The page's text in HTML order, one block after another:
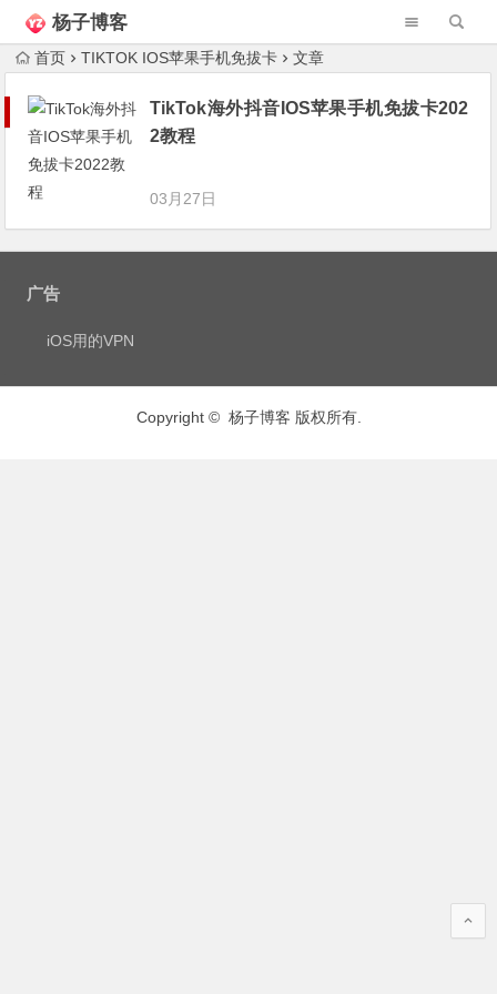
杨子博客
首页 TIKTOK IOS苹果手机免拔卡 文章
TikTok海外抖音IOS苹果手机免拔卡202
2教程
03月27日
广告
iOS用的VPN
Copyright © 杨子博客 版权所有.